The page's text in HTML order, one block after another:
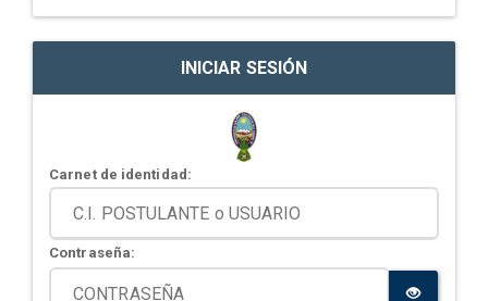
INICIAR SESIÓN
Carnet de identidad:
Contraseña: